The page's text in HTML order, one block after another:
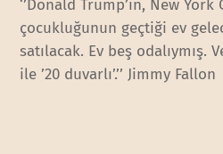
‘’Donald Trump’ın, New York
çocukluğunun geçtiği ev
satılacak. Ev beş odalıymış.
ile ’20 duvarlı’.’’ Jimmy Fallon